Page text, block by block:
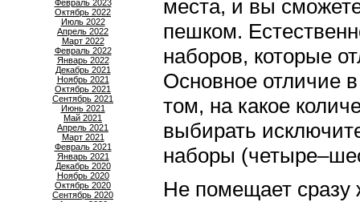
Февраль 2023
Октябрь 2022
Июль 2022
Апрель 2022
Март 2022
Февраль 2022
Январь 2022
Декабрь 2021
Ноябрь 2021
Октябрь 2021
Сентябрь 2021
Июнь 2021
Май 2021
Апрель 2021
Март 2021
Февраль 2021
Январь 2021
Декабрь 2020
Ноябрь 2020
Октябрь 2020
Сентябрь 2020
места, и вы
пешком.
наборов, которые
Основное отличие
том, на какое
выбирать
наборы
Не помещает сразу